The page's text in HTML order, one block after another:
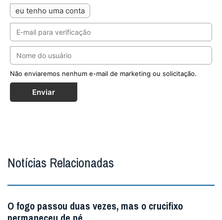
eu tenho uma conta
Não enviaremos nenhum e-mail de marketing ou solicitação.
Enviar
Notícias Relacionadas
O fogo passou duas vezes, mas o crucifixo